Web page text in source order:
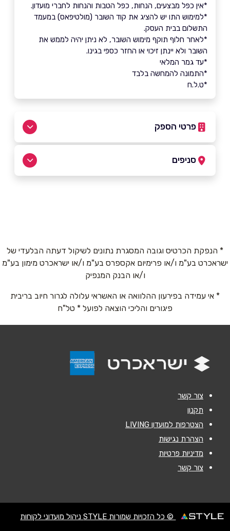
*אין כפל מבצעים, הנחות, כפל הטבות והנחות לחברי מועדון.
*למימוש התו יש להציג את קוד השובר (מולטיפאס) במעמד
התשלום בבית העסק.
*לאחר חלוף תוקף מימוש השובר, לא ניתן יהיה לממש את
השובר ולא יינתן זיכוי או החזר כספי בגינו.
*עד גמר המלאי
*התמונה להמחשה בלבד
*ט.ל.ח
פרטי הספק
בפייסבוק באינסטגרם
טלפון*
אימייל*
סניפים
* הנפקת הכרטיס וגובה המסגרת נתונים לשיקול דעתה הבלעדי של
ישראכרט בע"מ ו/או פרימיום אקספרס בע"מ ו/או ישראכרט מימון בע"מ
ו/או הבנק המנפיק
* אי עמידה בפירעון ההלוואה או האשראי עלולה לגרור חיוב בריבית
פיגורים והליכי הוצאה לפועל * טל"ח
צור קשר
תקנון
הצטרפות למועדון LIVING
הצהרת נגישות
מדיניות פרטיות
צור קשר
© כל הזכויות שמורות STYLE ניהול מועדוני לקוחות